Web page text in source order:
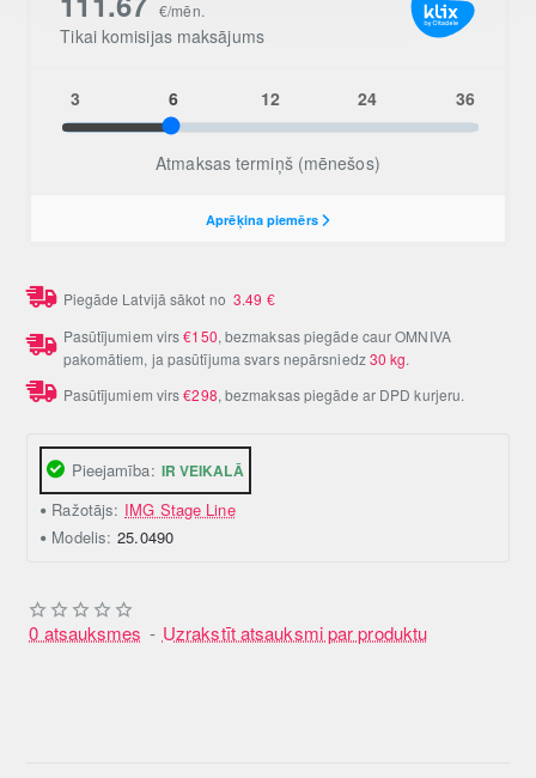
Pieejamība: IR VEIKALĀ
Ražotājs: IMG Stage Line
Modelis: 25.0490
0 atsauksmes - Uzrakstīt atsauksmi par produktu
Piegāde Latvijā sākot no3.49 €
Pasūtījumiem virs€150, bezmaksas piegāde caur OMNIVA
pakomātiem, ja pasūtījuma svars nepārsniedz30 kg.
Pasūtījumiem virs€298, bezmaksas piegāde ar DPD kurjeru.